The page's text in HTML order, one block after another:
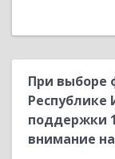
При выборе
поддержки
внимание